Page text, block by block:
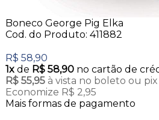
Boneco George Pig Elka
Cod. do Produto: 411882
R$ 58,90
1xde R$ 58,90 no cartão de
R$ 55,95 à vista no boleto ou pix
Economize R$ 2,95
Mais formas de pagamento